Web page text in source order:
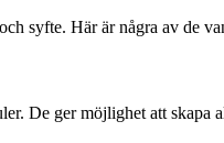
syfte. Här är några av de
De ger möjlighet att